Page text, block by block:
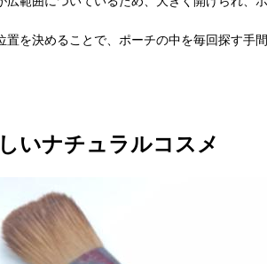
置を決めることで、ポーチの中を毎回探す手
いナチュラルコスメ